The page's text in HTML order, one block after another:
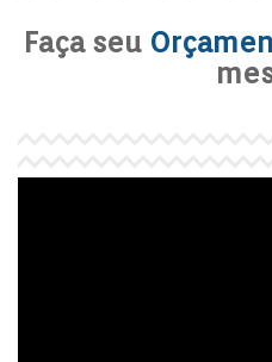
Faça seu